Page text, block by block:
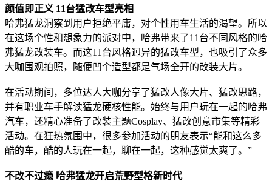
颜值即正义 11台猛改车型亮相
哈弗猛龙洞察到用户拒绝平庸，对个性用车生活的渴望。所以
在这场个性和想象力的派对中，哈弗带来了11台不同风格的哈
弗猛龙改装车。而这11台风格迥异的猛改车型，也吸引了众多
大咖围观拍照，随便凹个造型都是气场全开的改装大片。
在活动期间，多位达人大咖分享了猛改人像大片、猛改思路，
并有职业车手解读猛龙硬核性能。始终与用户玩在一起的哈弗
汽车，还精心准备了改装主题Cosplay、猛改创意市集等精彩
活动。在狂热氛围中，很多参加活动的朋友表示“能和这么多
酷的车，酷的人玩在一起，聊在一起，这种感觉太爽了。”
不改不过瘾 哈弗猛龙开启荒野型格新时代